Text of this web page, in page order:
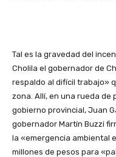
Tal es la gravedad del
Cholila el gobernador de
respaldo al difícil trabajo»
zona. Allí, en una rueda de
gobierno provincial, Juan
gobernador Martín Buzzi
la «emergencia ambiental
millones de pesos para